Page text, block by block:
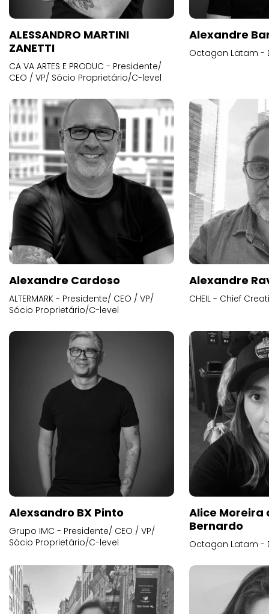
ALESSANDRO MARTINI
ZANETTI
CA VA ARTES E PRODUC - Presidente/
CEO / VP/ Sócio Proprietário/C-level
Alexandre
Octagon Latam -
Alexandre Cardoso
ALTERMARK - Presidente/ CEO / VP/
Sócio Proprietário/C-level
Alexandre
CHEIL - Chief
Alexsandro BX Pinto
Grupo IMC - Presidente/ CEO / VP/
Sócio Proprietário/C-level
Alice
Bernardo
Octagon Latam -